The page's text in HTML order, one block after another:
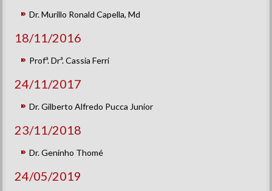
Dr. Murillo Ronald Capella, Md
18/11/2016
Profª. Drª. Cassia Ferri
24/11/2017
Dr. Gilberto Alfredo Pucca Junior
23/11/2018
Dr. Geninho Thomé
24/05/2019